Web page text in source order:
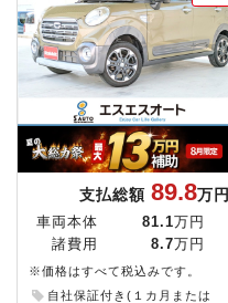
支払総額 89.8万円
車両本体 81.1万円
諸費用
8.7万円
※価格はすべて税込みです。
自社保証付き(１カ月または